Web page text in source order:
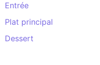
Entrée
Plat principal
Dessert